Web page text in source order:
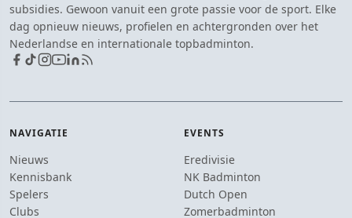
subsidies. Gewoon vanuit een grote passie voor de sport. Elke
dag opnieuw nieuws, profielen en achtergronden over het
Nederlandse en internationale topbadminton.
NAVIGATIE
Nieuws
Kennisbank
Spelers
Clubs
EVENTS
Eredivisie
NK Badminton
Dutch Open
Zomerbadminton